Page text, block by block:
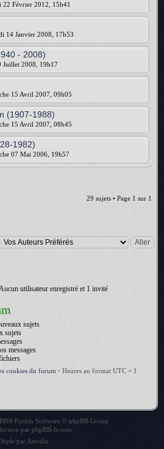
22 Février 2012, 15h41
14 Janvier 2008, 17h53
- 2008)
Juillet 2008, 19h17
15 Avril 2007, 09h05
(1907-1988)
15 Avril 2007, 08h45
1982)
07 Mai 2006, 19h57
29 sujets • Page 1 sur 1
utilisateur enregistré et 1 invité
sujets
sujets
messages
cookies du forum • Heures au format UTC + 1
® Forum Software © phpBB Group
par phpBB-fr.com
Style par Artodia